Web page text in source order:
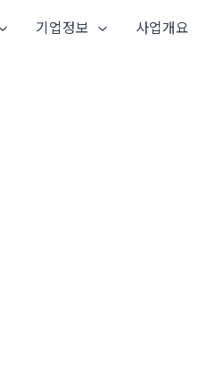
기업정보 사업개요